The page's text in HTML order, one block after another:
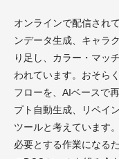
オンラインで配信され
ンデータ生成、キャラ
り足し、カラー・マッ
われています。おそら
フローを、AIベースで
プト自動生成、リペイ
ツールと考えています
必要とする作業になる